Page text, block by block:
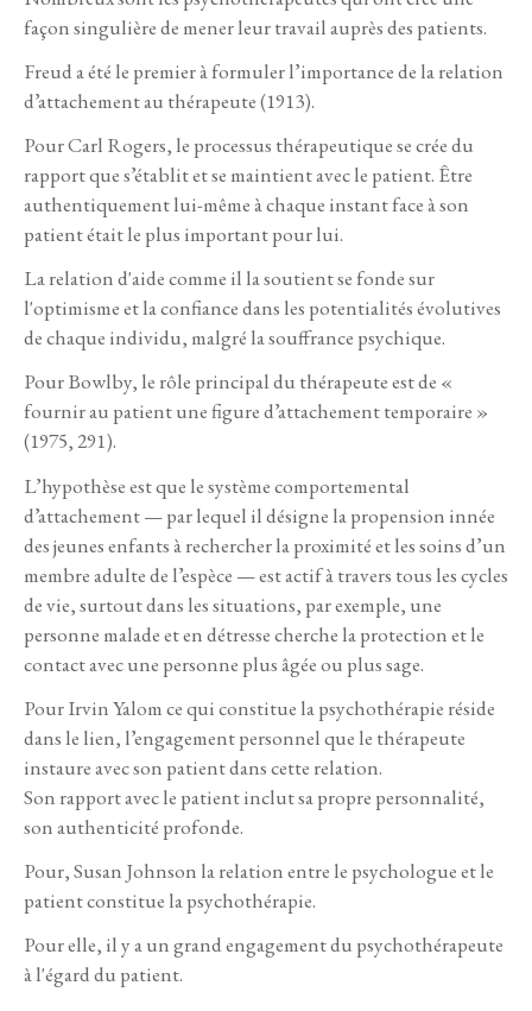
façon singulière de mener leur travail auprès des patients.
Freud a été le premier à formuler l’importance de la relation
d’attachement au thérapeute (1913).
Pour Carl Rogers, le processus thérapeutique se crée du
rapport que s’établit et se maintient avec le patient. Être
authentiquement lui-même à chaque instant face à son
patient était le plus important pour lui.
La relation d'aide comme il la soutient se fonde sur
l'optimisme et la confiance dans les potentialités évolutives
de chaque individu, malgré la souffrance psychique.
Pour Bowlby, le rôle principal du thérapeute est de «
fournir au patient une figure d’attachement temporaire »
(1975, 291).
L’hypothèse est que le système comportemental
d’attachement — par lequel il désigne la propension innée
des jeunes enfants à rechercher la proximité et les soins d’un
membre adulte de l’espèce — est actif à travers tous les cycles
de vie, surtout dans les situations, par exemple, une
personne malade et en détresse cherche la protection et le
contact avec une personne plus âgée ou plus sage.
Pour Irvin Yalom ce qui constitue la psychothérapie réside
dans le lien, l’engagement personnel que le thérapeute
instaure avec son patient dans cette relation.
Son rapport avec le patient inclut sa propre personnalité,
son authenticité profonde.
Pour, Susan Johnson la relation entre le psychologue et le
patient constitue la psychothérapie.
Pour elle, il y a un grand engagement du psychothérapeute
à l'égard du patient.